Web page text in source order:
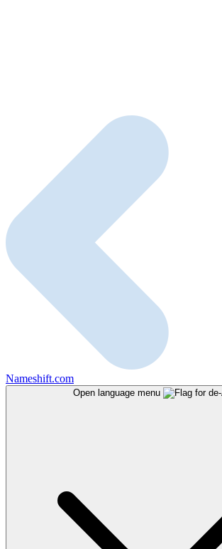
Nameshift.com
Open language menu